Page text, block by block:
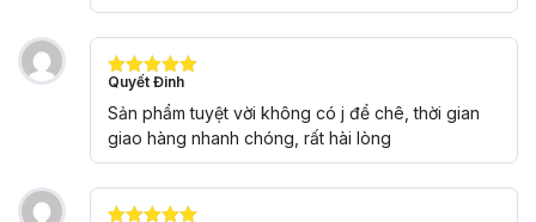
Được xếp
hạng
5 5
sao
Quyết Đinh
Sản phẩm tuyệt vời không có j để chê, thời gian
giao hàng nhanh chóng, rất hài lòng